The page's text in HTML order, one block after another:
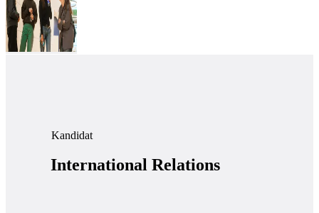
Kandidat
International Relations